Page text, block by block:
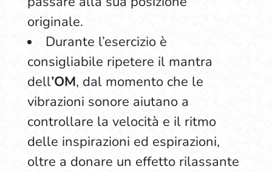
originale.
Durante l’esercizio è
consigliabile ripetere il mantra
dell’OM, dal momento che le
vibrazioni sonore aiutano a
controllare la velocità e il ritmo
delle inspirazioni ed espirazioni,
oltre a donare un effetto rilassante